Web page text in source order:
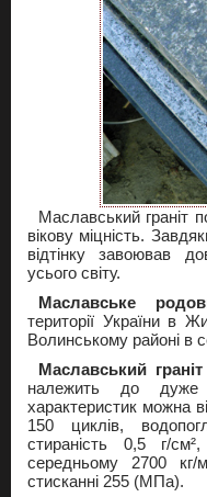
Маславський граніт
вікову міцність.
відтінку завоював
усього світу.
Маславське
території України в
Волинському районі в
Маславський граніт
належить до дуже
характеристик можна
150 циклів,
стираність 0,5 г/
середньому 2700
стисканні 255 (МПа).